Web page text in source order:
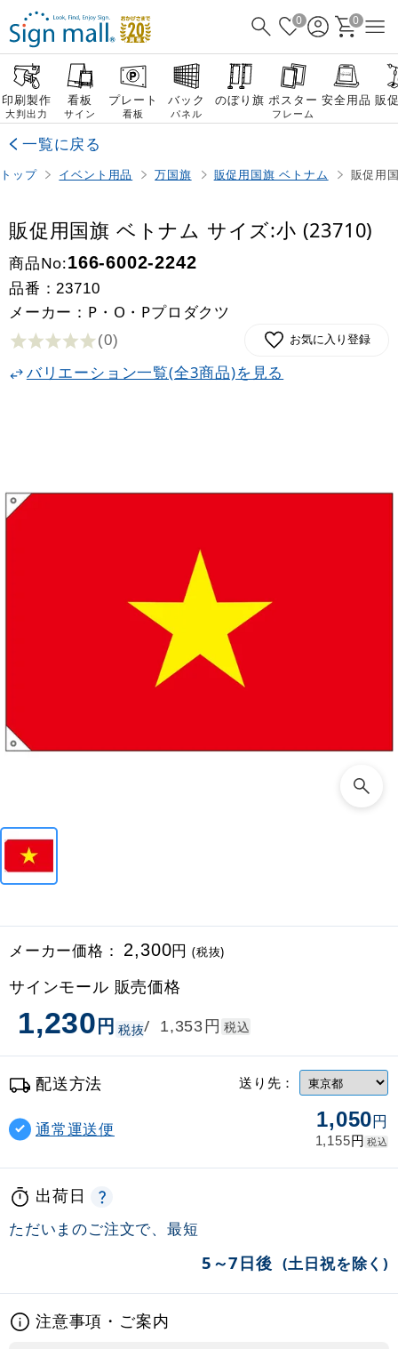
0 0
印刷製作
大判出力
看板
サイン
プレート
看板
バック
パネル
のぼり旗 ポスター
フレーム
安全用品 販
一覧に戻る
トップ イベント用品 万国旗 販促用国旗 ベトナム 販促用
販促用国旗 ベトナム サイズ:小 (23710)
商品No:166-6002-2242
品番：23710
メーカー：P・O・Pプロダクツ
(0) お気に入り登録
バリエーション一覧(全3商品)を見る
メーカー価格： 2,300円(税抜)
サインモール 販売価格
1,230円 税抜/ 1,353円 税込
配送方法 送り先：
通常運送便 1,050円
1,155円 税込
出荷日
ただいまのご注文で、最短
5～7日後 (土日祝を除く)
注意事項・ご案内